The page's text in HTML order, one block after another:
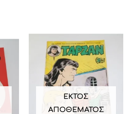
ΕΚΤΌΣ
ΑΠΟΘΈΜΑΤΟΣ